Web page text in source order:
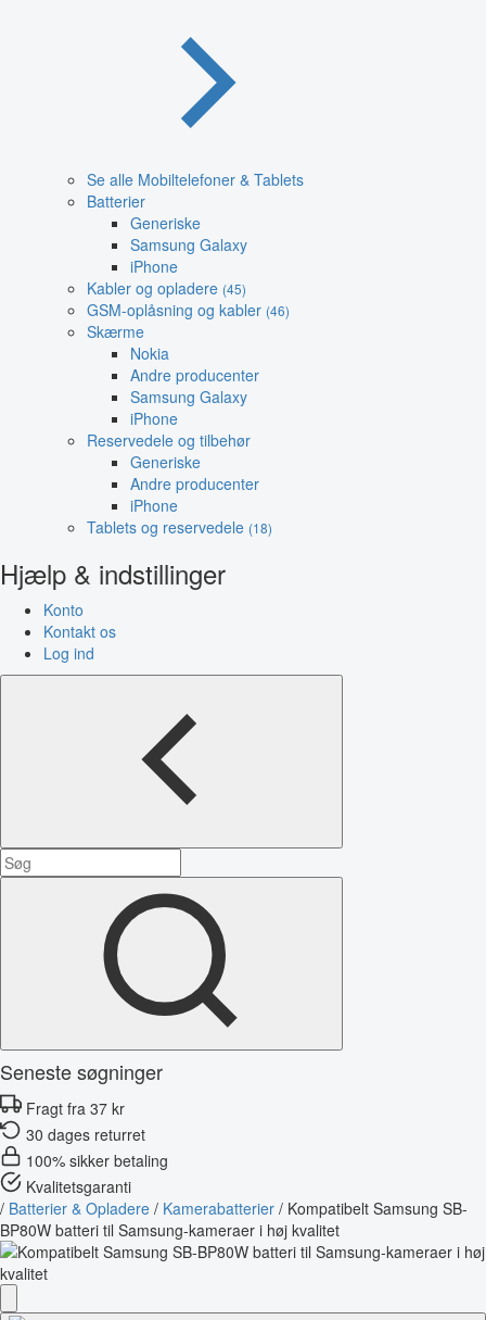
Se alle Mobiltelefoner & Tablets
Batterier
Generiske
Samsung Galaxy
iPhone
Kabler og opladere (45)
GSM-oplåsning og kabler (46)
Skærme
Nokia
Andre producenter
Samsung Galaxy
iPhone
Reservedele og tilbehør
Generiske
Andre producenter
iPhone
Tablets og reservedele (18)
Hjælp & indstillinger
Konto
Kontakt os
Log ind
Seneste søgninger
Fragt fra 37 kr
30 dages returret
100% sikker betaling
Kvalitetsgaranti
/ Batterier & Opladere / Kamerabatterier / Kompatibelt Samsung SB-
BP80W batteri til Samsung-kameraer i høj kvalitet